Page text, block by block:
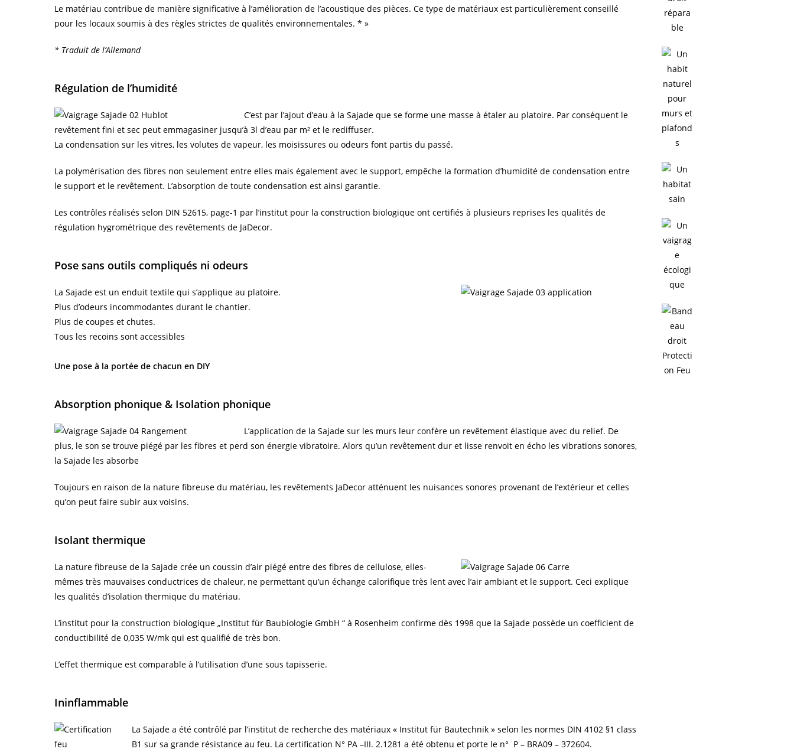
Le matériau contribue de manière significative à l’amélioration de l’acoustique des pièces. Ce type de matériaux est particulièrement conseillé
pour les locaux soumis à des règles strictes de qualités environnementales. * »
* Traduit de l’Allemand
Régulation de l’humidité
C’est par l’ajout d’eau à la Sajade que se forme une masse à étaler au platoire. Par conséquent le
revêtement fini et sec peut emmagasiner jusqu’à 3l d’eau par m² et le rediffuser.
La condensation sur les vitres, les volutes de vapeur, les moisissures ou odeurs font partis du passé.
La polymérisation des fibres non seulement entre elles mais également avec le support, empêche la formation d’humidité de condensation entre
le support et le revêtement. L’absorption de toute condensation est ainsi garantie.
Les contrôles réalisés selon DIN 52615, page-1 par l’institut pour la construction biologique ont certifiés à plusieurs reprises les qualités de
régulation hygrométrique des revêtements de JaDecor.
Pose sans outils compliqués ni odeurs
La Sajade est un enduit textile qui s’applique au platoire.
Plus d’odeurs incommodantes durant le chantier.
Plus de coupes et chutes.
Tous les recoins sont accessibles
Une pose à la portée de chacun en DIY
Absorption phonique & Isolation phonique
L’application de la Sajade sur les murs leur confère un revêtement élastique avec du relief. De
plus, le son se trouve piégé par les fibres et perd son énergie vibratoire. Alors qu’un revêtement dur et lisse renvoit en écho les vibrations sonores,
la Sajade les absorbe
Toujours en raison de la nature fibreuse du matériau, les revêtements JaDecor atténuent les nuisances sonores provenant de l’extérieur et celles
qu’on peut faire subir aux voisins.
Isolant thermique
La nature fibreuse de la Sajade crée un coussin d’air piégé entre des fibres de cellulose, elles-
mêmes très mauvaises conductrices de chaleur, ne permettant qu’un échange calorifique très lent avec l’air ambiant et le support. Ceci explique
les qualités d’isolation thermique du matériau.
L’institut pour la construction biologique „Institut für Baubiologie GmbH “ à Rosenheim confirme dès 1998 que la Sajade possède un coefficient de
conductibilité de 0,035 W/mk qui est qualifié de très bon.
L’effet thermique est comparable à l’utilisation d’une sous tapisserie.
Ininflammable
La Sajade a été contrôlé par l’institut de recherche des matériaux « Institut für Bautechnik » selon les normes DIN 4102 §1 class
B1 sur sa grande résistance au feu. La certification N° PA –III. 2.1281 a été obtenu et porte le n° P – BRA09 – 372604.